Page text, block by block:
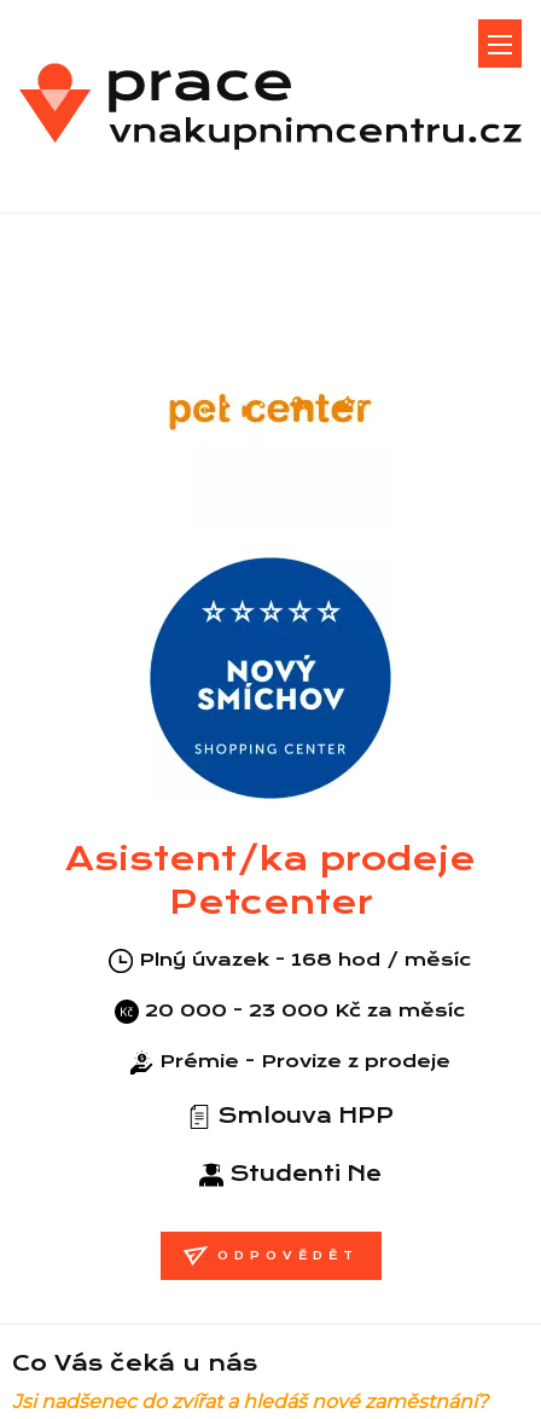
Asistent/ka prodeje
Petcenter
Plný úvazek - 168 hod / měsíc
20 000 - 23 000 Kč za měsíc
Prémie - Provize z prodeje
Smlouva HPP
Studenti Ne
ODPOVĚDĚT
Co Vás čeká u nás
Jsi nadšenec do zvířat a hledáš nové zaměstnání?